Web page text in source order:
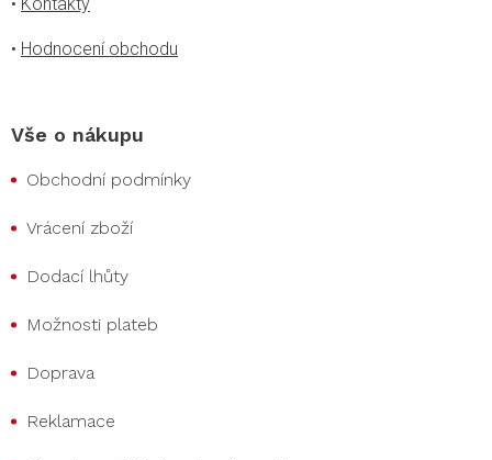
• Kontakty
• Hodnocení obchodu
Vše o nákupu
Obchodní podmínky
Vrácení zboží
Dodací lhůty
Možnosti plateb
Doprava
Reklamace